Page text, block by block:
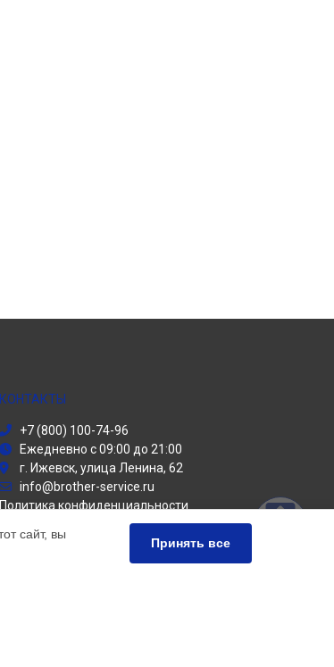
КОНТАКТЫ
+7 (800) 100-74-96
Ежедневно с 09:00 до 21:00
г. Ижевск, улица Ленина, 62
info@brother-service.ru
Политика конфиденциальности
Способы оплаты
сайт, вы
Принять все